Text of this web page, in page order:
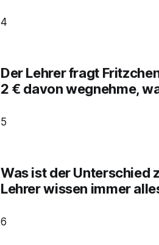
4
Der Lehrer fragt
2 € davon wegnehme,
5
Was ist der Unterschied
Lehrer wissen immer
6